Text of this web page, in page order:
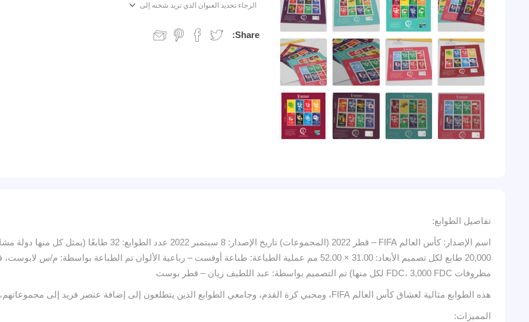
الرجاء تحديد العنوان الذي تريد شحنه إلى
Share:
تفاصيل الطوابع:
مظروفات FDC، 3,000 FDC لكل منها) تم التصميم بواسطة: عبد اللطيف زيان – قطر بوست
هذه الطوابع مثالية لعشاق كأس العالم FIFA، ومحبي كرة القدم، وجامعي الطوابع الذين يتطلعون إلى إضافة عنصر فريد إلى مجموعاتهم، والتي تعكس البطولة العالمية التاريخية التي استضافتها قطر.
المميزات: